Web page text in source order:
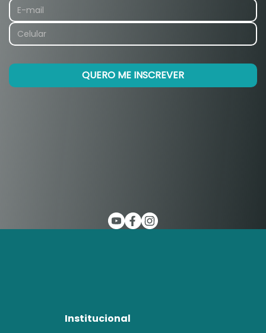
Institucional